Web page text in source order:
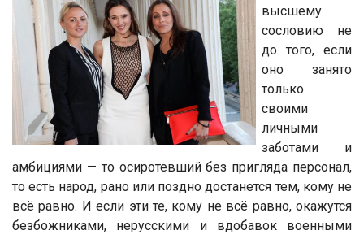
высшему
сословию не
до того, если
оно занято
только
своими
личными
заботами и
амбициями — то осиротевший без пригляда персонал,
то есть народ, рано или поздно достанется тем, кому не
всё равно. И если эти те, кому не всё равно, окажутся
безбожниками, нерусскими и вдобавок военными